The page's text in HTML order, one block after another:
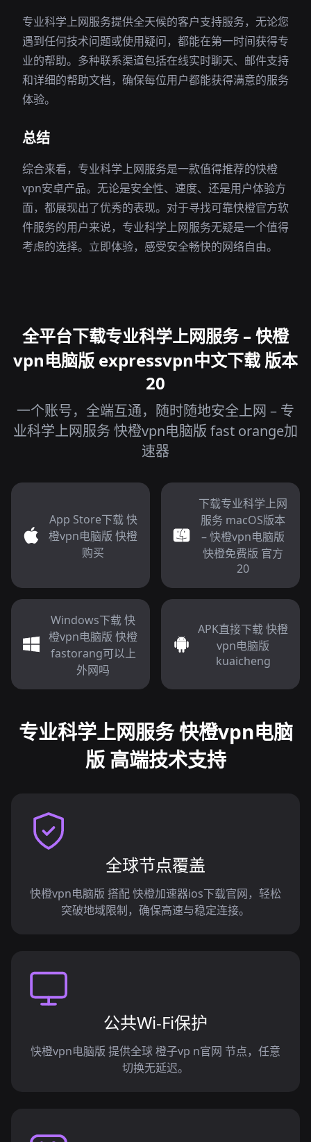
专业科学上网服务提供全天候的客户支持服务，无论您
遇到任何技术问题或使用疑问，都能在第一时间获得专
业的帮助。多种联系渠道包括在线实时聊天、邮件支持
和详细的帮助文档，确保每位用户都能获得满意的服务
体验。
总结
综合来看，专业科学上网服务是一款值得推荐的快橙
vpn安卓产品。无论是安全性、速度、还是用户体验方
面，都展现出了优秀的表现。对于寻找可靠快橙官方软
件服务的用户来说，专业科学上网服务无疑是一个值得
考虑的选择。立即体验，感受安全畅快的网络自由。
全平台下载专业科学上网服务 – 快橙
vpn电脑版 expressvpn中文下载 版本
20
一个账号，全端互通，随时随地安全上网 – 专
业科学上网服务 快橙vpn电脑版 fast orange加
速器
App Store下载 快
橙vpn电脑版 快橙
购买
下载专业科学上网
服务 macOS版本
– 快橙vpn电脑版
快橙免费版 官方
20
Windows下载 快
橙vpn电脑版 快橙
fastorang可以上
外网吗
APK直接下载 快橙
vpn电脑版
kuaicheng
专业科学上网服务 快橙vpn电脑
版 高端技术支持
全球节点覆盖
快橙vpn电脑版 搭配 快橙加速器ios下载官网，轻松
突破地域限制，确保高速与稳定连接。
公共Wi-Fi保护
快橙vpn电脑版 提供全球 橙子vp n官网 节点，任意
切换无延迟。